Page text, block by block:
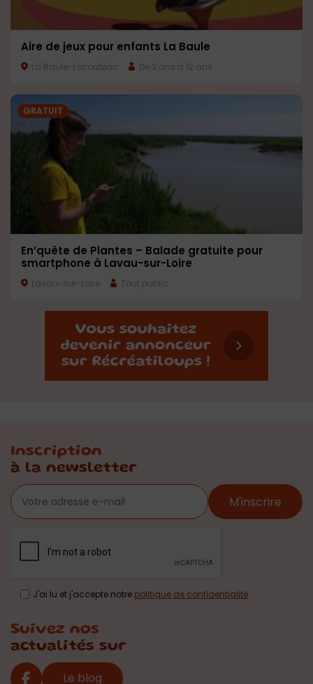
Aire de jeux pour enfants La Baule
La Baule-Escoublac De 3 ans à 12 ans
En’quête de Plantes – Balade gratuite pour
smartphone à Lavau-sur-Loire
Lavau-sur-Loire Tout public
GRATUIT
Inscription
à la newsletter
M'inscrire
J'ai lu et j'accepte notre politique de confidentialité
Suivez nos
actualités sur
Le blog